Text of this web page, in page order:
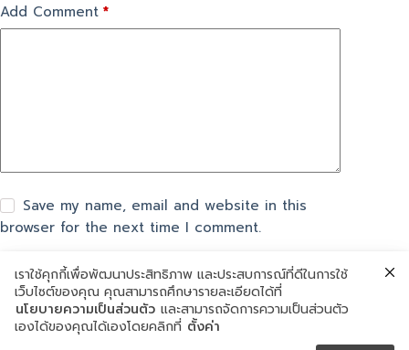
Add Comment *
Save my name, email and website in this
browser for the next time I comment.
แสดงความเห็น
เราใช้คุกกี้เพื่อพัฒนาประสิทธิภาพ และประสบการณ์ที่ดีในการใช้
เว็บไซต์ของคุณ คุณสามารถศึกษารายละเอียดได้ที่
นโยบายความเป็นส่วนตัว และสามารถจัดการความเป็นส่วนตัว
เองได้ของคุณได้เองโดยคลิกที่ ตั้งค่า